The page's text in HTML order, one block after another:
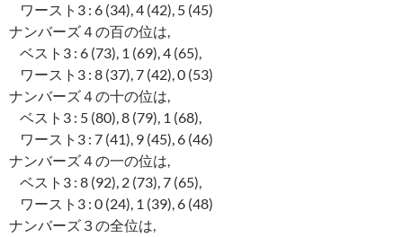
ワースト3 : 6 (34), 4 (42), 5 (45)
ナンバーズ４の百の位は,
ベスト3 : 6 (73), 1 (69), 4 (65),
ワースト3 : 8 (37), 7 (42), 0 (53)
ナンバーズ４の十の位は,
ベスト3 : 5 (80), 8 (79), 1 (68),
ワースト3 : 7 (41), 9 (45), 6 (46)
ナンバーズ４の一の位は,
ベスト3 : 8 (92), 2 (73), 7 (65),
ワースト3 : 0 (24), 1 (39), 6 (48)
ナンバーズ３の全位は,